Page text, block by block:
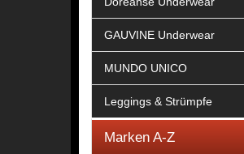
GAUVINE Underwear
MUNDO UNICO
Leggings & Strümpfe
Marken A-Z